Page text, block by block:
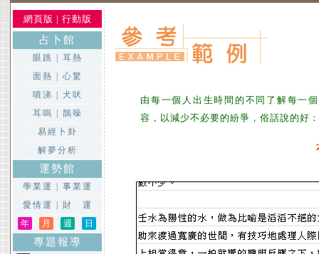
網頁版 | 行動版
占卜館
眼跳
耳熱
面熱
心驚
噴涕
犬吠
耳嗚
鵲噪
易經卜卦
解夢分析
運勢館
學業運
事業運
愛情運
財 運
年
月 週 日
專題報導
由每一個人出生時間的不同了解每一
容，以減少不必要的紛爭，俗話說的好